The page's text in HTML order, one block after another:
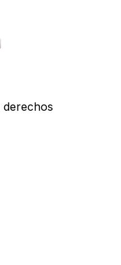
derechos